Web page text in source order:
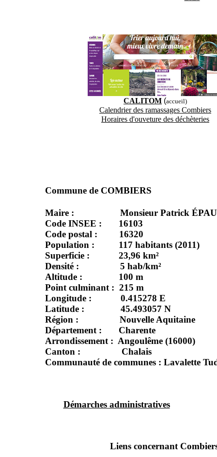
Commune de COMBIERS
Maire : Monsieur Patrick
Code INSEE : 16103
Code postal : 16320
Population : 117 habitants (2011)
Superficie : 23,96 km²
Densité : 5 hab/km²
Altitude : 100 m
Point culminant : 215 m
Longitude : 0.415278 E
Latitude : 45.493057 N
Région : Nouvelle Aquitaine
Département : Charente
Arrondissement : Angoulême (16000)
Canton : Chalais
Communauté de communes : Lavalette
Démarches administratives
Liens concernant
CALITOM (accueil)
Calendrier des ramassages Combiers
Horaires d'ouveture des déchèteries